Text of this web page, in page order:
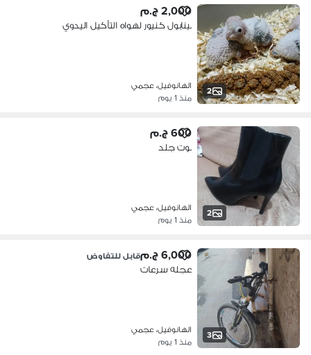
2
2,000 ج.م
بينابول كنيور لهواه التأكيل اليدوي
الهانوفيل، عجمي
منذ 1 يوم
2
600 ج.م
بوت جلد
الهانوفيل، عجمي
منذ 1 يوم
3
6,000 ج.م قابل للتفاوض
عجله سرعات
الهانوفيل، عجمي
منذ 1 يوم